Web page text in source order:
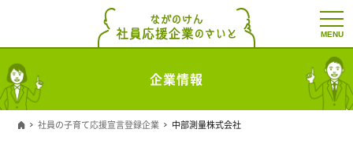
t
o
g
g
l
e
n
a
企業情報
社員の子育て応援宣言登録企業 中部測量株式会社